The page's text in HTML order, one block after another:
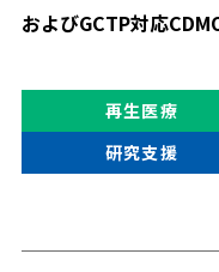
およびGCTP対応
再生医療
研究支援